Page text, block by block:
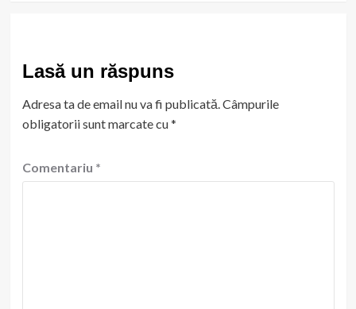
Lasă un răspuns
Adresa ta de email nu va fi publicată.Câmpurile
obligatorii sunt marcate cu*
Comentariu *